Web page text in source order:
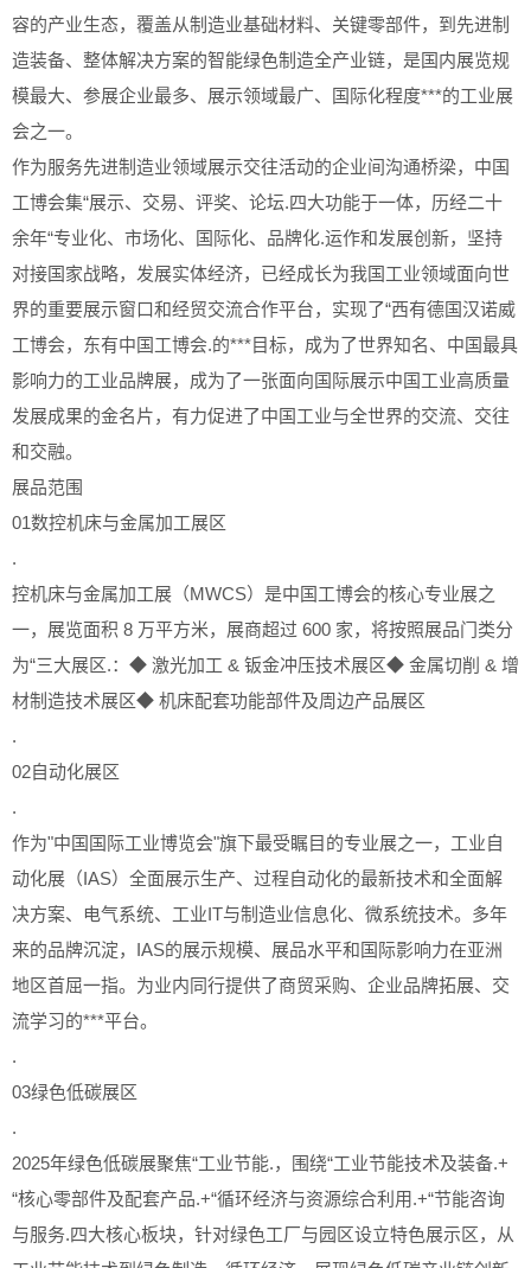
容的产业生态，覆盖从制造业基础材料、关键零部件，到先进制
造装备、整体解决方案的智能绿色制造全产业链，是国内展览规
模最大、参展企业最多、展示领域最广、国际化程度***的工业展
会之一。
作为服务先进制造业领域展示交往活动的企业间沟通桥梁，中国
工博会集“展示、交易、评奖、论坛.四大功能于一体，历经二十
余年“专业化、市场化、国际化、品牌化.运作和发展创新，坚持
对接国家战略，发展实体经济，已经成长为我国工业领域面向世
界的重要展示窗口和经贸交流合作平台，实现了“西有德国汉诺威
工博会，东有中国工博会.的***目标，成为了世界知名、中国最具
影响力的工业品牌展，成为了一张面向国际展示中国工业高质量
发展成果的金名片，有力促进了中国工业与全世界的交流、交往
和交融。
展品范围
01数控机床与金属加工展区
.
控机床与金属加工展（MWCS）是中国工博会的核心专业展之
一，展览面积 8 万平方米，展商超过 600 家，将按照展品门类分
为“三大展区.：◆ 激光加工 & 钣金冲压技术展区◆ 金属切削 & 增
材制造技术展区◆ 机床配套功能部件及周边产品展区
.
02自动化展区
.
作为"中国国际工业博览会"旗下最受瞩目的专业展之一，工业自
动化展（IAS）全面展示生产、过程自动化的最新技术和全面解
决方案、电气系统、工业IT与制造业信息化、微系统技术。多年
来的品牌沉淀，IAS的展示规模、展品水平和国际影响力在亚洲
地区首屈一指。为业内同行提供了商贸采购、企业品牌拓展、交
流学习的***平台。
.
03绿色低碳展区
.
2025年绿色低碳展聚焦“工业节能.，围绕“工业节能技术及装备.+
“核心零部件及配套产品.+“循环经济与资源综合利用.+“节能咨询
与服务.四大核心板块，针对绿色工厂与园区设立特色展示区，从